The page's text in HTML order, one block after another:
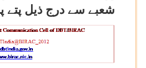
شعبے سے درج ذیل پتے